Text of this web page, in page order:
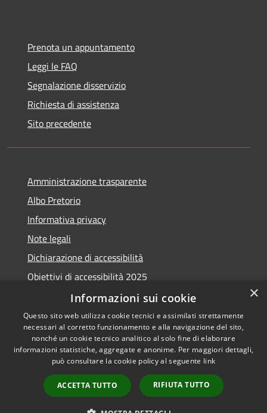
Prenota un appuntamento
Leggi le FAQ
Segnalazione disservizio
Richiesta di assistenza
Sito precedente
Amministrazione trasparente
Albo Pretorio
Informativa privacy
Note legali
Dichiarazione di accessibilità
Obiettivi di accessibilità 2025
Meccanismo di feedback
RSS
Accessibilità
Copyright © 2026 • Comune di
Municipium•
Accesso
redazione
×
Informazioni sui cookie
Questo sito web utilizza cookie tecnici e assimilati strettamente
necessari al corretto funzionamento e alla navigazione del sito,
nonché un cookie tecnico analitico al solo fine di elaborare
informazioni statistiche, aggregate e anonime. Per maggiori dettagli,
può consultare la cookie policy al seguente link
ACCETTA TUTTO RIFIUTA TUTTO